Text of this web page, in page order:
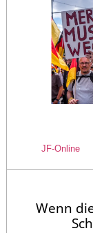
JF-Online
Wenn